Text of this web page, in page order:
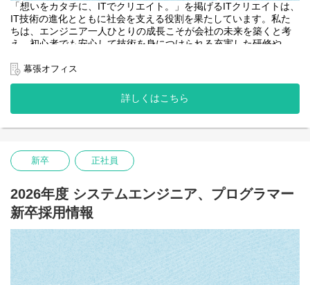
「想いをカタチに、ITでクリエイト。」を掲げるITクリエイトは、
IT技術の進化とともに社会を支える役割を果たしています。私た
ちは、エンジニア一人ひとりの成長こそが会社の未来を築くと考
え、初心者でも安心して技術を身につけられる充実した研修や
チームワークを重視し、多様な人材が活躍できる職場環境を整
備。テレワークや柔軟な勤務制度、充実の休暇制度など、ライフ
スタイルに合わせた働き方を支援しています。資格取得支援や表
彰制度も充実し、一人ひとりのキャリアアップを全面的に応援。
あふれる方を歓迎します。ITクリエイトであなたの未来を描きま
せんか？
幕張オフィス
詳しくはこちら
新卒 正社員
2026年度 システムエンジニア、プログラマー
新卒採用情報